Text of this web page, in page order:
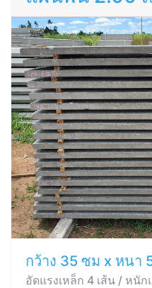
กว้าง 35 ซม x หนา
อัดแรงเหล็ก 4 เส้น / หนั